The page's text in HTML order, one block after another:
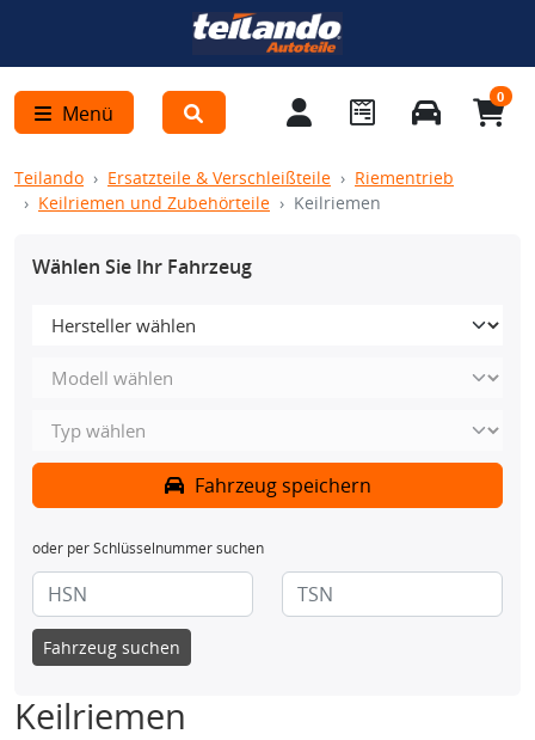
Menü
0
Teilando Ersatzteile & Verschleißteile
Riementrieb
Keilriemen und Zubehörteile
Keilriemen
Wählen Sie Ihr Fahrzeug
Fahrzeug speichern
oder per Schlüsselnummer suchen
Fahrzeug suchen
Keilriemen